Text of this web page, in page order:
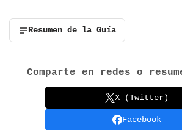
Resumen de la Guía
Comparte en redes o
X (Twitter)
Facebook